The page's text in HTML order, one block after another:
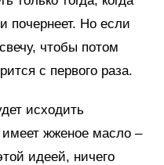
почернеет. Но если
чтобы потом
с первого раза.
исходить
имеет жженое масло –
идеей, ничего